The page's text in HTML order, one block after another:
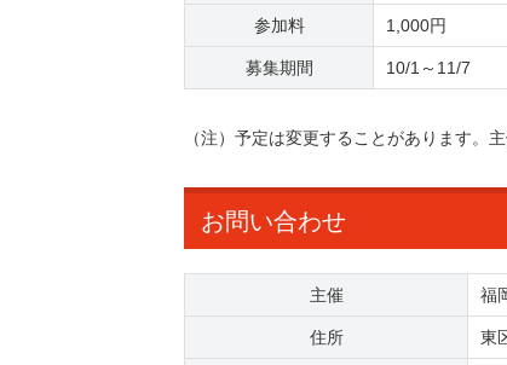
参加料 1,000円
募集期間 10/1～11/7
（注）予定は変更することがあります。
お問い合わせ
主催 福
住所 東